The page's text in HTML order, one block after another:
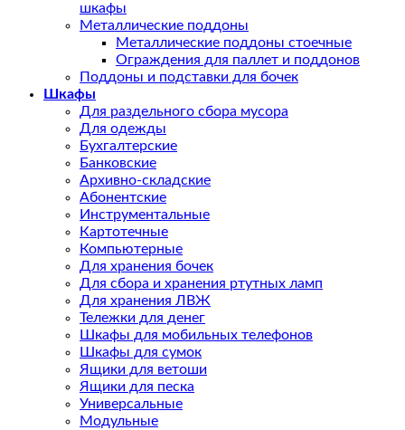
шкафы
Металлические поддоны
Металлические поддоны стоечные
Ограждения для паллет и поддонов
Поддоны и подставки для бочек
Шкафы
Для раздельного сбора мусора
Для одежды
Бухгалтерские
Банковские
Архивно-складские
Абонентские
Инструментальные
Картотечные
Компьютерные
Для хранения бочек
Для сбора и хранения ртутных ламп
Для хранения ЛВЖ
Тележки для денег
Шкафы для мобильных телефонов
Шкафы для сумок
Ящики для ветоши
Ящики для песка
Универсальные
Модульные